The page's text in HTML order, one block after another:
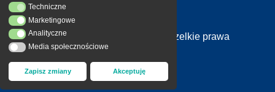
Copyright 2026 Cargotor | Wszelkie prawa
TechniczneTechniczne
Marketingowe
Marketingowe
AnalityczneAnalityczne
Media społecznościowe
Media społecznościowe
Zapisz zmiany Akceptuję